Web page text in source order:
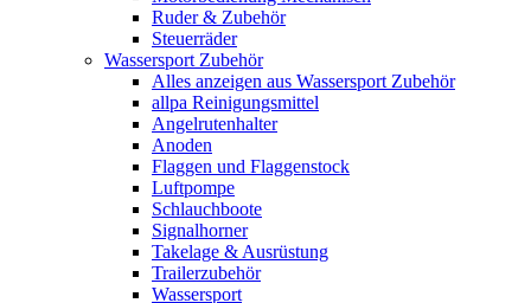
Ruder & Zubehör
Steuerräder
Wassersport Zubehör
Alles anzeigen aus Wassersport Zubehör
allpa Reinigungsmittel
Angelrutenhalter
Anoden
Flaggen und Flaggenstock
Luftpompe
Schlauchboote
Signalhorner
Takelage & Ausrüstung
Trailerzubehör
Wassersport